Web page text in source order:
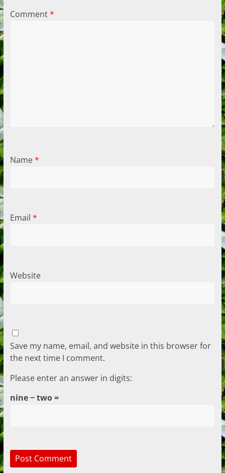
Comment*
Name*
Email *
Website
Save my name, email, and website in this browser for
the next time I comment.
Please enter an answer in digits:
nine − two =